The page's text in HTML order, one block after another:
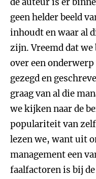
geen helder beeld
inhoudt en waar al
zijn. Vreemd dat
over een
gezegd en
graag van al die
we kijken naar de
populariteit van
lezen we, want uit
management een
faalfactoren is bij